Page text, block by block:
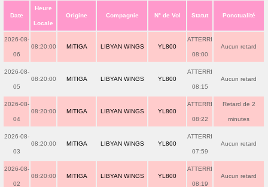
Date
Heure
Locale
Origine Compagnie N° de Vol Statut Ponctualité
2026-08-
06
08:20:00 MITIGA LIBYAN WINGS YL800
ATTERRI
08:00
Aucun retard
2026-08-
05
08:20:00 MITIGA LIBYAN WINGS YL800
ATTERRI
08:15
Aucun retard
2026-08-
04
08:20:00 MITIGA LIBYAN WINGS YL800
ATTERRI
08:22
Retard de 2
minutes
2026-08-
03
08:20:00 MITIGA LIBYAN WINGS YL800
ATTERRI
07:59
Aucun retard
2026-08-
02
08:20:00 MITIGA LIBYAN WINGS YL800
ATTERRI
08:19
Aucun retard